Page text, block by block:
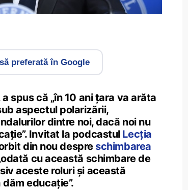
preferată în Google
spus că „în 10 ani țara va arăta
aspectul polarizării,
dintre noi, dacă noi nu
Invitat la podcastul Lecția
din nou despre schimbarea
cu această schimbare de
aceste roluri și această
educație”.